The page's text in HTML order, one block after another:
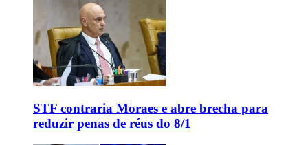
STF contraria Moraes e abre brecha para
reduzir penas de réus do 8/1